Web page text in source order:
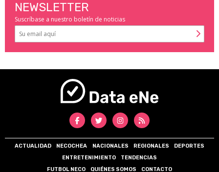
NEWSLETTER
Suscríbase a nuestro boletín de noticias
ACTUALIDAD NECOCHEA NACIONALES REGIONALES
DEPORTES
ENTRETENIMIENTO
TENDENCIAS
FUTBOL NECO
QUIÉNES SOMOS CONTACTO